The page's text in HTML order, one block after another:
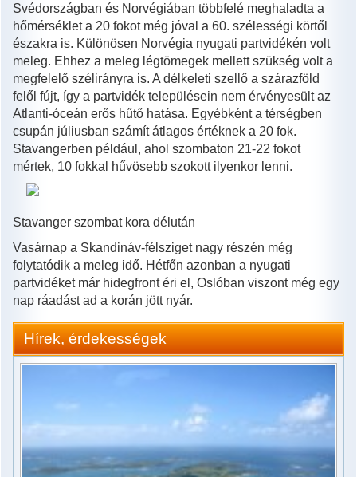
Svédországban és Norvégiában többfelé meghaladta a
hőmérséklet a 20 fokot még jóval a 60. szélességi körtől
északra is. Különösen Norvégia nyugati partvidékén volt
meleg. Ehhez a meleg légtömegek mellett szükség volt a
megfelelő szélirányra is. A délkeleti szellő a szárazföld
felől fújt, így a partvidék településein nem érvényesült az
Atlanti-óceán erős hűtő hatása. Egyébként a térségben
csupán júliusban számít átlagos értéknek a 20 fok.
Stavangerben például, ahol szombaton 21-22 fokot
mértek, 10 fokkal hűvösebb szokott ilyenkor lenni.
Stavanger szombat kora délután
Vasárnap a Skandináv-félsziget nagy részén még
folytatódik a meleg idő. Hétfőn azonban a nyugati
partvidéket már hidegfront éri el, Oslóban viszont még egy
nap ráadást ad a korán jött nyár.
Hírek, érdekességek